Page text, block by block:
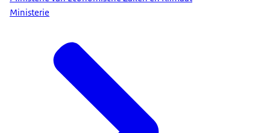
Ministerie